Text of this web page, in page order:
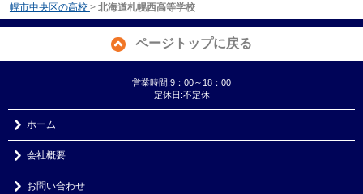
幌市中央区の高校 > 北海道札幌西高等学校
ページトップに戻る
営業時間:9：00～18：00
定休日:不定休
ホーム
会社概要
お問い合わせ